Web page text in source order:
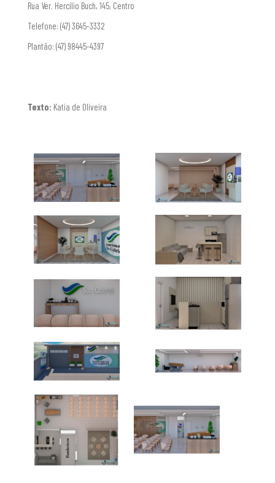
Rua Ver. Hercílio Buch, 145, Centro
Telefone: (47) 3645-3332
Plantão: (47) 98445-4397
Texto: Katia de Oliveira